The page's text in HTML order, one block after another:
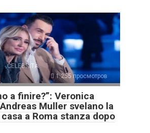
CELEBRITÀ
1.255 просмотров
a finire?”: Veronica
Muller svelano la
a Roma stanza dopo